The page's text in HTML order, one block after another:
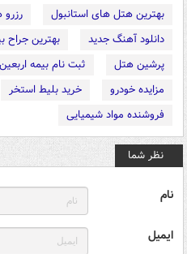
بهترین هتل های استانبول
دانلود آهنگ جدید
بهترین جراح
پرشین هتل
ثبت نام بیمه اربعین
مزایده خودرو
خرید بلیط استخر
فروشنده مواد شیمیایی
نظر شما
نام
ایمیل